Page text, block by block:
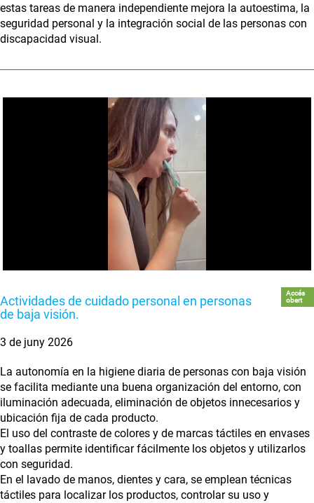
estas tareas de manera independiente mejora la autoestima, la
seguridad personal y la integración social de las personas con
discapacidad visual.
Actividades de cuidado personal en personas
de baja visión.
Accés
obert
3 de juny 2026
La autonomía en la higiene diaria de personas con baja visión
se facilita mediante una buena organización del entorno, con
iluminación adecuada, eliminación de objetos innecesarios y
ubicación fija de cada producto.
El uso del contraste de colores y de marcas táctiles en envases
y toallas permite identificar fácilmente los objetos y utilizarlos
con seguridad.
En el lavado de manos, dientes y cara, se emplean técnicas
táctiles para localizar los productos, controlar su uso y